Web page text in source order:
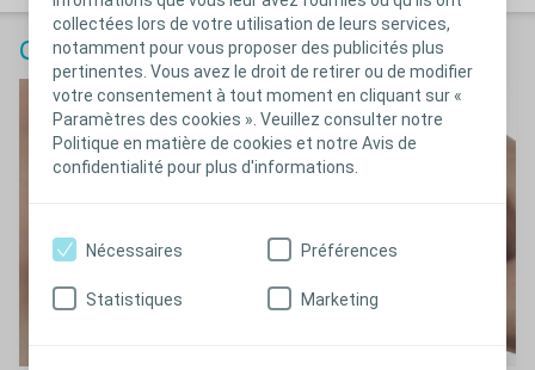
collectées lors de votre utilisation de leurs services,
notamment pour vous proposer des publicités plus
pertinentes. Vous avez le droit de retirer ou de modifier
votre consentement à tout moment en cliquant sur «
Paramètres des cookies ». Veuillez consulter notre
Politique en matière de cookies et notre Avis de
confidentialité pour plus d'informations.
Nécessaires Préférences
Statistiques Marketing
Contrôler le filtre